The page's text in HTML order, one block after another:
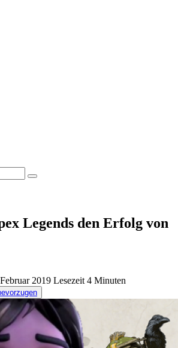
Legends den Erfolg von
2019 Lesezeit 4 Minuten